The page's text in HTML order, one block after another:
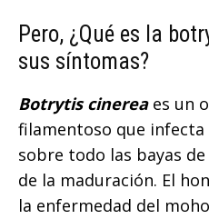
Pero, ¿Qué es la
sus síntomas?
Botrytis cinereaes un
filamentoso que infecta
sobre todo las bayas
de la maduración. El
la enfermedad del